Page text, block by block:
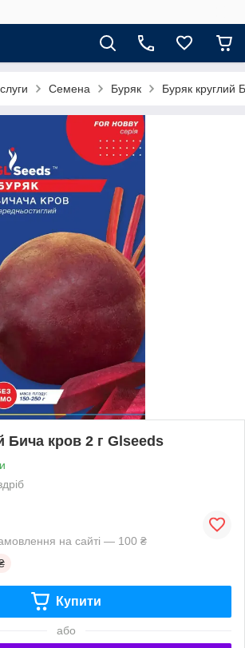
Семена Буряк Буряк круглий
Бича кров 2 г Glseeds
на сайті — 100 ₴
Купити
або